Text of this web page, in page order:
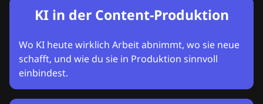
KI in der Content-Produktion
Wo KI heute wirklich Arbeit abnimmt, wo sie neue
schafft, und wie du sie in Produktion sinnvoll
einbindest.